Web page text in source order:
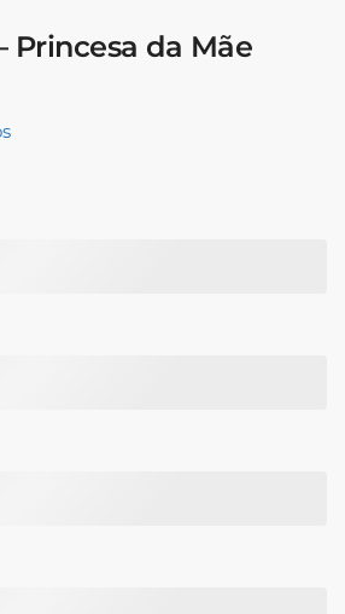
Princesa da Mãe